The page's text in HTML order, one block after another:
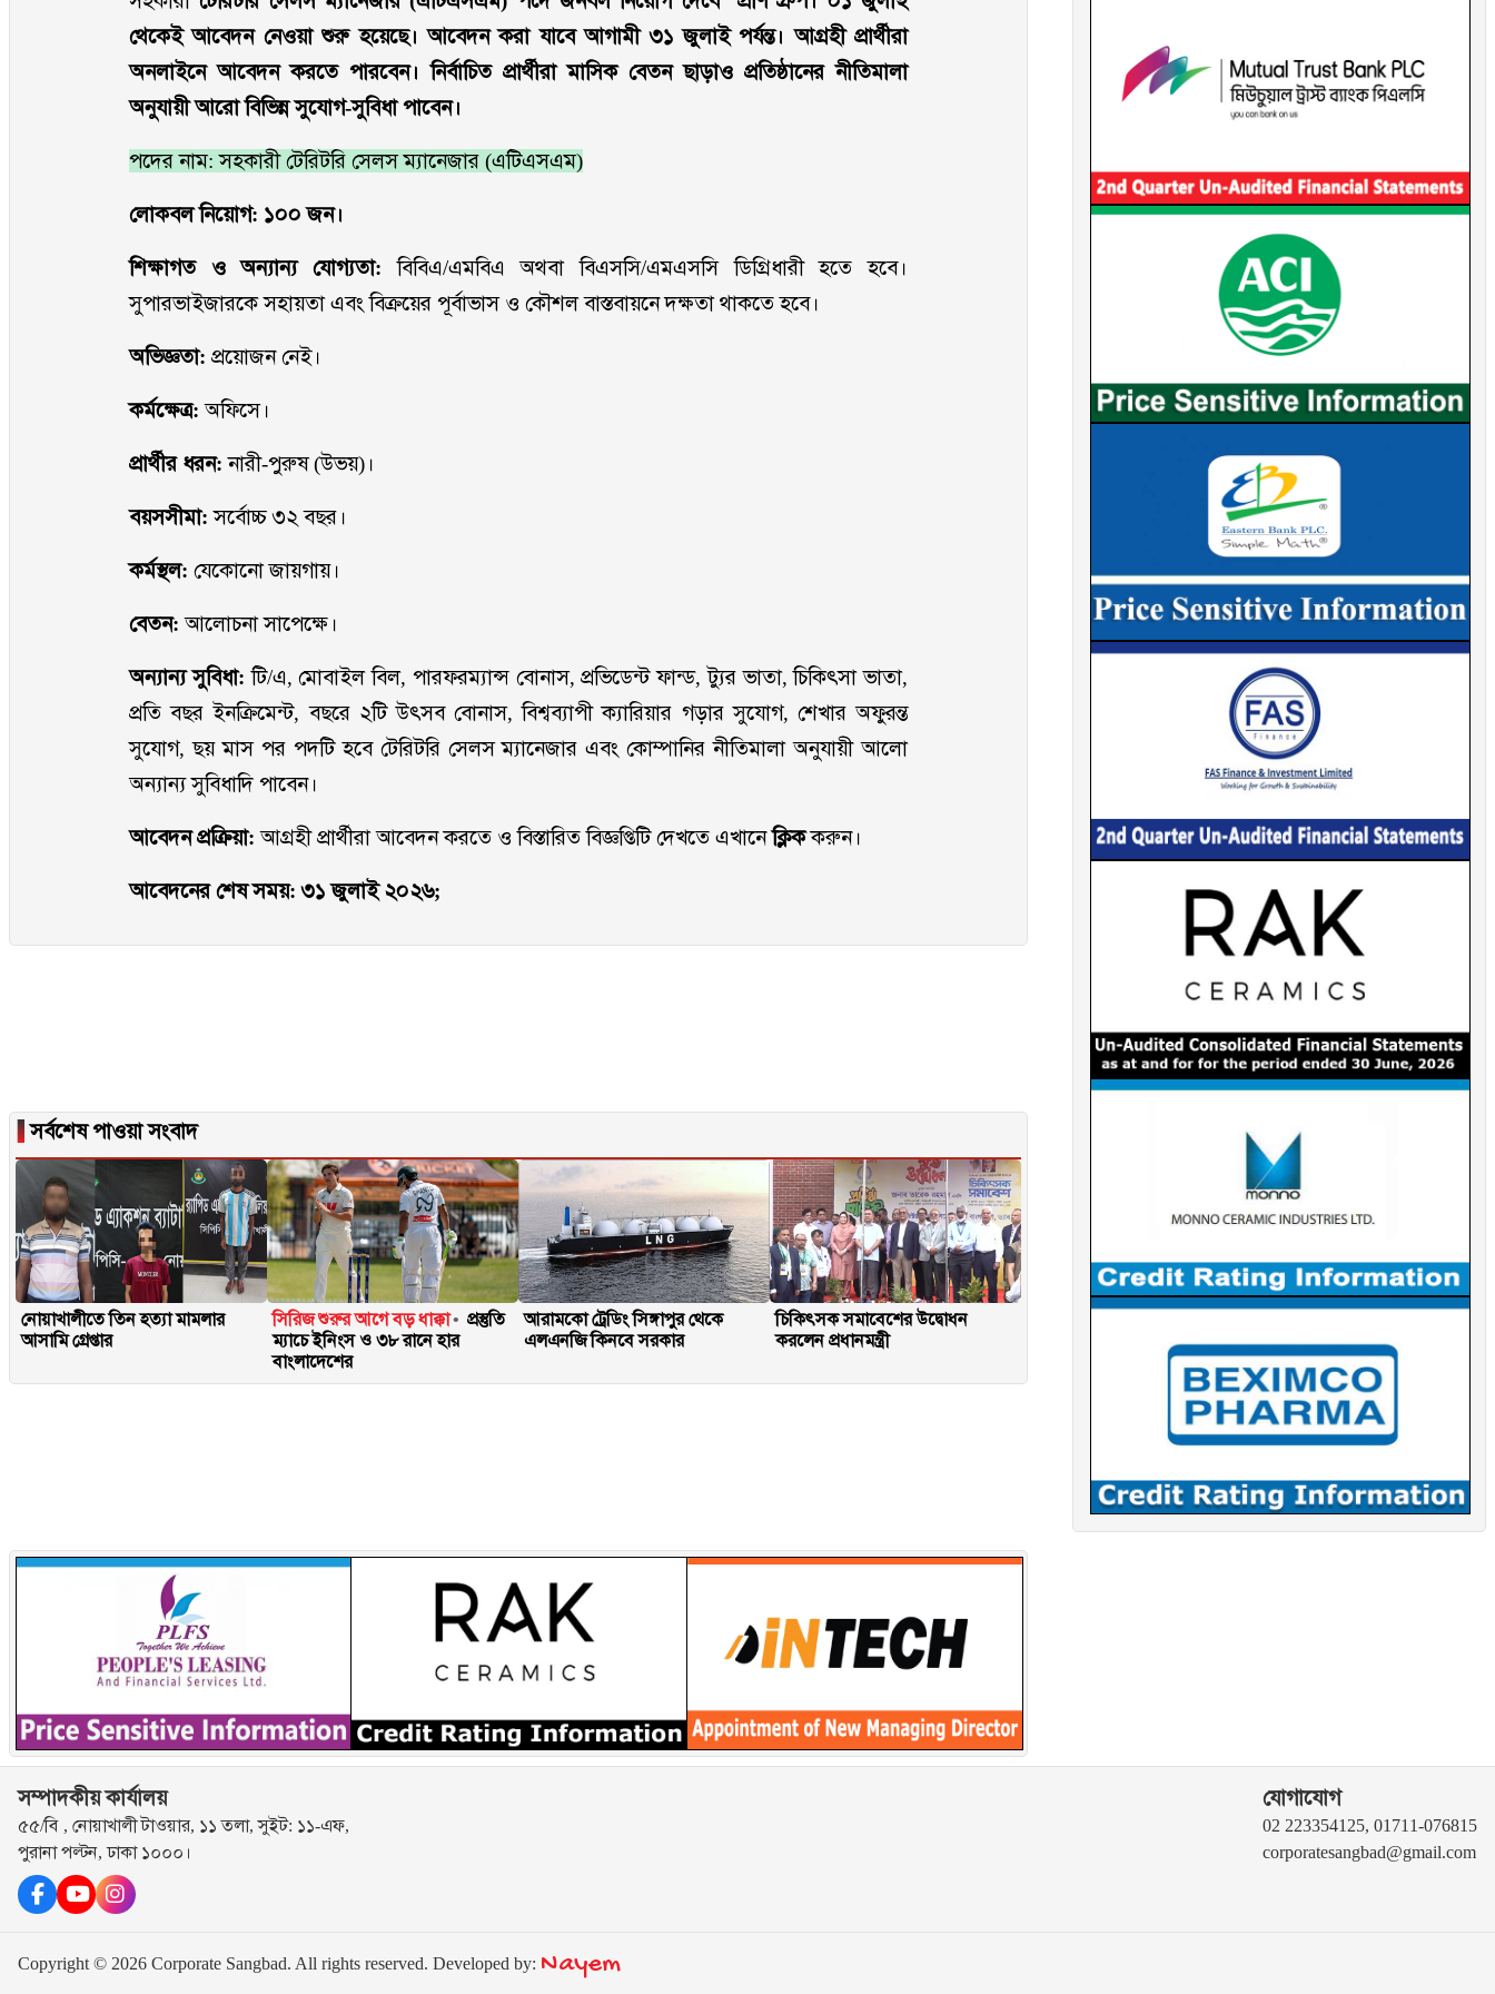
থেকেই আবেদন নেওয়া শুরু হয়েছে। আবেদন করা যাবে আগামী ৩১ জুলাই পর্যন্ত। আগ্রহী প্রার্থীরা
অনলাইনে আবেদন করতে পারবেন। নির্বাচিত প্রার্থীরা মাসিক বেতন ছাড়াও প্রতিষ্ঠানের নীতিমালা
অনুযায়ী আরো বিভিন্ন সুযোগ-সুবিধা পাবেন।
পদের নাম: সহকারী টেরিটরি সেলস ম্যানেজার (এটিএসএম)
লোকবল নিয়োগ: ১০০ জন।
শিক্ষাগত ও অন্যান্য যোগ্যতা: বিবিএ/এমবিএ অথবা বিএসসি/এমএসসি ডিগ্রিধারী হতে হবে।
সুপারভাইজারকে সহায়তা এবং বিক্রয়ের পূর্বাভাস ও কৌশল বাস্তবায়নে দক্ষতা থাকতে হবে।
অভিজ্ঞতা:প্রয়োজন নেই।
কর্মক্ষেত্র:অফিসে।
প্রার্থীর ধরন: নারী-পুরুষ (উভয়)।
বয়সসীমা:সর্বোচ্চ ৩২ বছর।
কর্মস্থল:যেকোনো জায়গায়।
বেতন:আলোচনা সাপেক্ষে।
অন্যান্য সুবিধা:টি/এ, মোবাইল বিল, পারফরম্যান্স বোনাস, প্রভিডেন্ট ফান্ড, ট্যুর ভাতা, চিকিৎসা ভাতা,
প্রতি বছর ইনক্রিমেন্ট, বছরে ২টি উৎসব বোনাস, বিশ্বব্যাপী ক্যারিয়ার গড়ার সুযোগ, শেখার অফুরন্ত
সুযোগ, ছয় মাস পর পদটি হবে টেরিটরি সেলস ম্যানেজার এবং কোম্পানির নীতিমালা অনুযায়ী আলো
অন্যান্য সুবিধাদি পাবেন।
আবেদন প্রক্রিয়া: আগ্রহী প্রার্থীরা আবেদন করতে ও বিস্তারিত বিজ্ঞপ্তিটি দেখতে এখানেক্লিককরুন।
আবেদনের শেষ সময়: ৩১ জুলাই ২০২৬;
▐সর্বশেষ পাওয়া সংবাদ
নোয়াখালীতে তিন হত্যা মামলার
আসামি গ্রেপ্তার
সিরিজ শুরুর আগে বড় ধাক্কা
প্রস্তুতি
ম্যাচে ইনিংস ও ৩৮ রানে হার
বাংলাদেশের
আরামকো ট্রেডিং সিঙ্গাপুর থেকে
এলএনজি কিনবে সরকার
চিকিৎসক সমাবেশের উদ্বোধন
করলেন প্রধানমন্ত্রী
সম্পাদকীয় কার্যালয়
৫৫/বি , নোয়াখালী টাওয়ার, ১১ তলা, সুইট: ১১-এফ,
পুরানা পল্টন, ঢাকা ১০০০।
যোগাযোগ
02 223354125, 01711-076815
corporatesangbad@gmail.com
Copyright © 2026 Corporate Sangbad. All rights reserved. Developed by: Nayem